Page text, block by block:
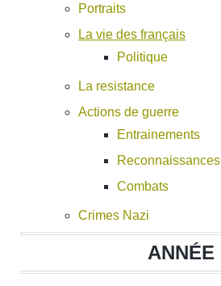
Portraits
La vie des français
Politique
La resistance
Actions de guerre
Entrainements
Reconnaissances
Combats
Crimes Nazi
ANNÉE